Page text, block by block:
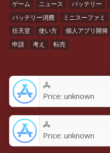
ゲーム
ニュース バッテリー
バッテリー消費
ミニスーファミ
任天堂
使い方 個人アプリ開発
申請
考え 転売
Price: unknown
Price: unknown